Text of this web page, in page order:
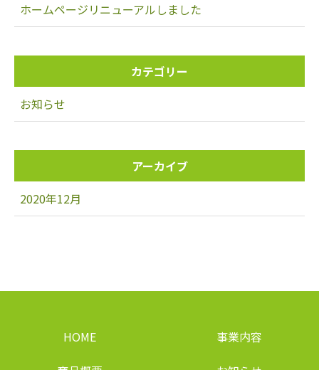
ホームページリニューアルしました
カテゴリー
お知らせ
アーカイブ
2020年12月
HOME
事業内容